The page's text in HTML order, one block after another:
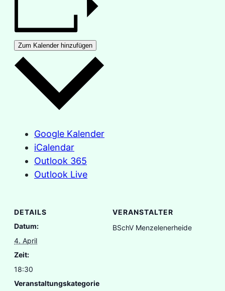
Zum Kalender hinzufügen
Google Kalender
iCalendar
Outlook 365
Outlook Live
DETAILS
Datum:
4. April
Zeit:
18:30
Veranstaltungskategorie
VERANSTALTER
BSchV Menzelenerheide